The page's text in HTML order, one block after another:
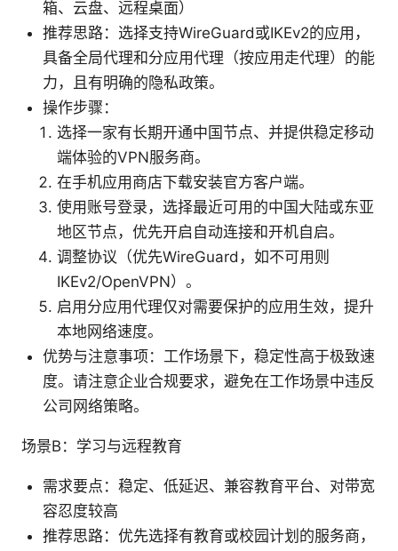
箱、云盘、远程桌面）
推荐思路：选择支持WireGuard或IKEv2的应用，
具备全局代理和分应用代理（按应用走代理）的能
力，且有明确的隐私政策。
操作步骤：
选择一家有长期开通中国节点、并提供稳定移动
端体验的VPN服务商。
在手机应用商店下载安装官方客户端。
使用账号登录，选择最近可用的中国大陆或东亚
地区节点，优先开启自动连接和开机自启。
调整协议（优先WireGuard，如不可用则
IKEv2/OpenVPN）。
启用分应用代理仅对需要保护的应用生效，提升
本地网络速度。
优势与注意事项：工作场景下，稳定性高于极致速
度。请注意企业合规要求，避免在工作场景中违反
公司网络策略。
场景B：学习与远程教育
需求要点：稳定、低延迟、兼容教育平台、对带宽
容忍度较高
推荐思路：优先选择有教育或校园计划的服务商，